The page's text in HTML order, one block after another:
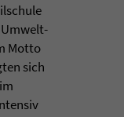
Motto
sich